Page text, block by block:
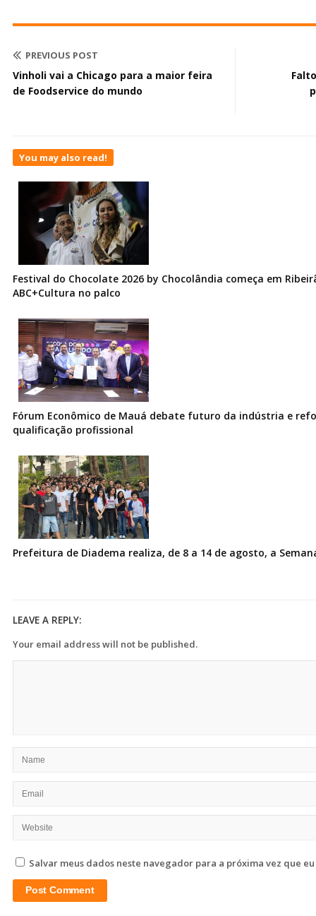
PREVIOUS POST
Vinholi vai a Chicago para a maior feira
de Foodservice do mundo
You may also read!
Festival do Chocolate 2026 by Chocolândia começa em
ABC+Cultura no palco
Fórum Econômico de Mauá debate futuro da indústria e
qualificação profissional
Prefeitura de Diadema realiza, de 8 a 14 de agosto, a
LEAVE A REPLY:
Your email address will not be published.
Salvar meus dados neste navegador para a próxima vez que